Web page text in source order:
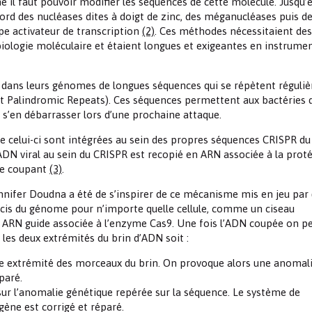
des nucléases dites à doigt de zinc, des méganucléases puis
activateur de transcription (2) . Ces méthodes nécessitaient des
moléculaire et étaient longues et exigeantes en
leurs génomes de longues séquences qui se répètent
Palindromic Repeats). Ces séquences permettent aux bactéries
débarrasser lors d’une prochaine attaque.
celui-ci sont intégrées au sein des propres séquences CRISPR du
viral au sein du CRISPR est recopié en ARN associée à la
coupant (3)
Doudna a été de s’inspirer de ce mécanisme mis en jeu par
du génome pour n’importe quelle cellule, comme un ciseau
guide associée à l’enzyme Cas9. Une fois l’ADN coupée on
deux extrémités du brin d’ADN soit :
extrémité des morceaux du brin. On provoque alors une
l’anomalie génétique repérée sur la séquence. Le système de
est corrigé et réparé.
Les chimistes dans...
Réactions en un clin d’oeil
Fiches métiers
Enseignement
Chimie et Notre-Dame